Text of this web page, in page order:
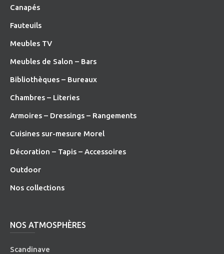
Canapés
Fauteuils
Meubles TV
Meubles de Salon – Bars
Bibliothèques – Bureaux
Chambres – Literies
Armoires – Dressings – Rangements
Cuisines sur-mesure Morel
Décoration – Tapis – Accessoires
Outdoor
Nos collections
NOS ATMOSPHÈRES
Scandinave